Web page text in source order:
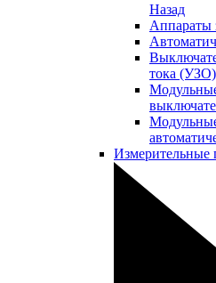
Назад
Аппараты
тока (УЗО)
Измерительные